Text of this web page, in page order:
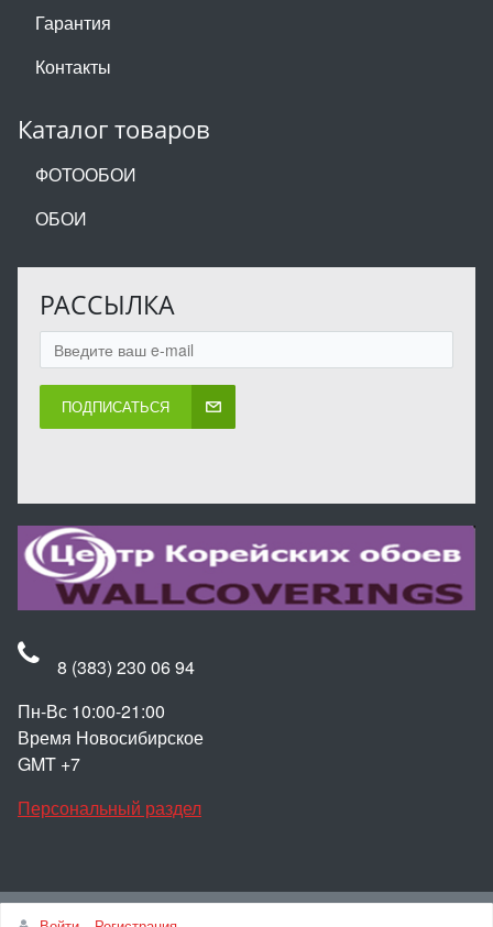
Гарантия
Контакты
Каталог товаров
ФОТООБОИ
ОБОИ
РАССЫЛКА
ПОДПИСАТЬСЯ
8 (383) 230 06 94
Пн-Вс 10:00-21:00
Время Новосибирское
GMT +7
Персональный раздел